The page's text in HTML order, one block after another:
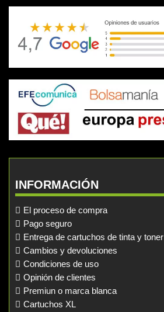
INFORMACIÓN
El proceso de compra
Pago seguro
Entrega de cartuchos de tinta y toner
Cambios y devoluciones
Condiciones de uso
Opinión de clientes
Premiun o marca blanca
Cartuchos XL